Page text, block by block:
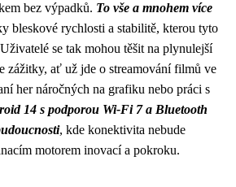
bez výpadků. To vše a mnohem více
bleskové rychlosti a stabilitě, kterou tyto
se tak mohou těšit na plynulejší
zážitky, ať už jde o streamování filmů ve
her náročných na grafiku nebo práci s
14 s podporou Wi-Fi 7 a Bluetooth
, kde konektivita nebude
motorem inovací a pokroku.